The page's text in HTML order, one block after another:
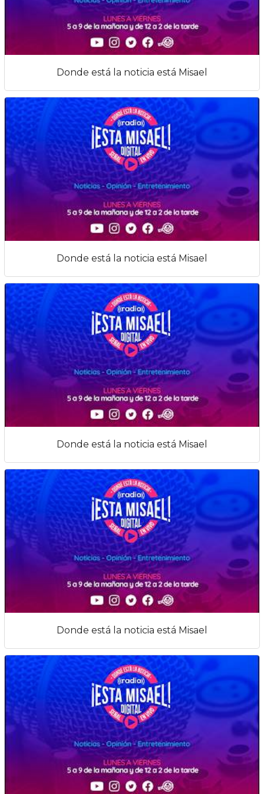
Donde está la noticia está Misael
Donde está la noticia está Misael
Donde está la noticia está Misael
Donde está la noticia está Misael